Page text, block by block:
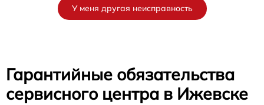
У меня другая неисправность
Гарантийные обязательства
сервисного центра в Ижевске